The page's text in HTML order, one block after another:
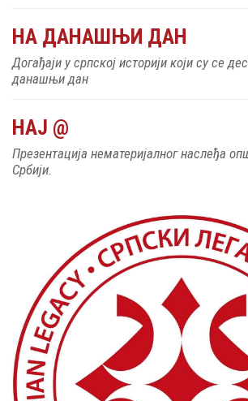
НА ДАНАШЊИ ДАН
Догађаји у српској историји који су се
данашњи дан
НАЈ @
Презентација нематеријалног наслеђа
Србији.